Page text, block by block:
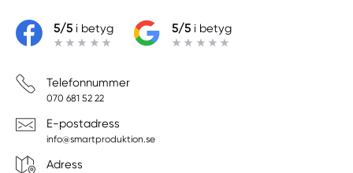
5/5i betyg 5/5i betyg
Telefonnummer
070 681 52 22
E-postadress
info@smartproduktion.se
Adress